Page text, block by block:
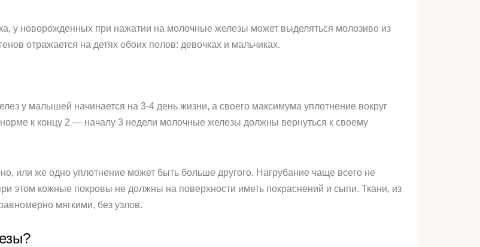
у новорожденных при нажатии на молочные железы может выделяться молозиво из
отражается на детях обоих полов: девочках и мальчиках.
у малышей начинается на 3-4 день жизни, а своего максимума уплотнение вокруг
норме к концу 2 — началу 3 недели молочные железы должны вернуться к своему
или же одно уплотнение может быть больше другого. Нагрубание чаще всего не
этом кожные покровы не должны на поверхности иметь покраснений и сыпи. Ткани, из
мягкими, без узлов.